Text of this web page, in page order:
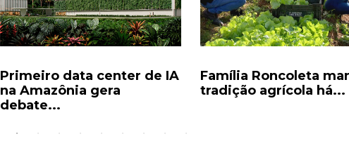
Primeiro data center de IA
na Amazônia gera
debate...
Família Roncoleta
tradição agrícola há...